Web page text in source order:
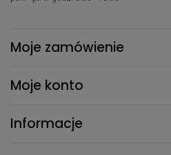
Moje zamówienie
Moje konto
Informacje